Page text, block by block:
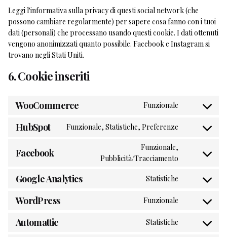
Leggi l'informativa sulla privacy di questi social network (che
possono cambiare regolarmente) per sapere cosa fanno con i tuoi
dati (personali) che processano usando questi cookie. I dati ottenuti
vengono anonimizzati quanto possibile. Facebook e Instagram si
trovano negli Stati Uniti.
6. Cookie inseriti
WooCommerce Funzionale
Consent
HubSpot Funzionale, Statistiche, Preferenze
Consent
service
Facebook
Funzionale,
Pubblicità/Tracciamento
Consent
service
facebook
Google Analytics Statistiche
Consent
google-
WordPress Funzionale
Consent
Automattic Statistiche
Consent